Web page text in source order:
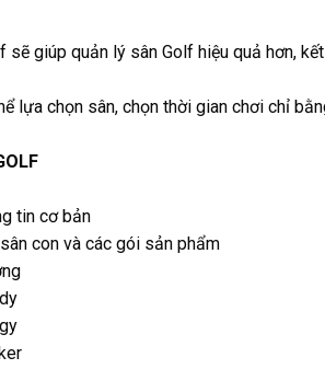
sẽ giúp quản lý sân Golf hiệu quả hơn,
lựa chọn sân, chọn thời gian chơi chỉ
tin cơ bản
con và các gói sản phẩm